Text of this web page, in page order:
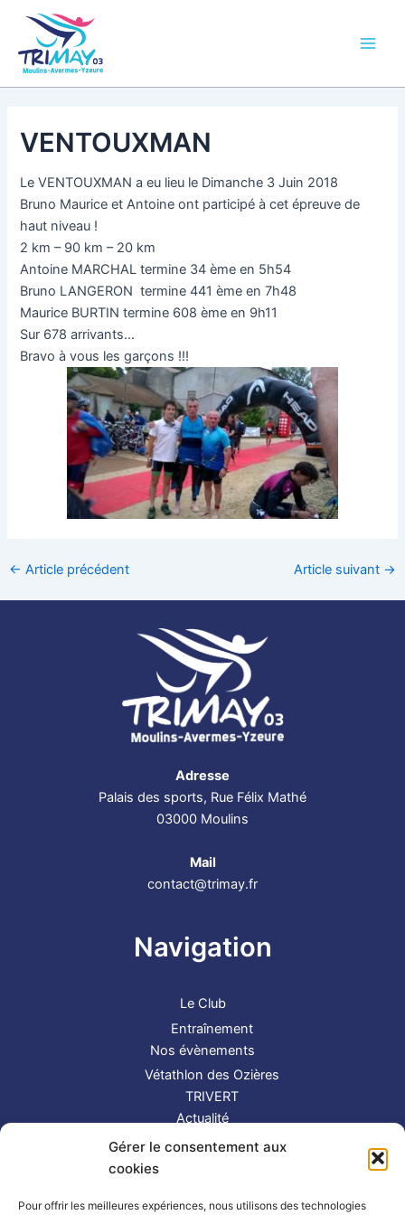
Gérer le consentement aux
cookies
Pour offrir les meilleures expériences, nous utilisons des technologies
contenu
VENTOUXMAN
Le VENTOUXMAN a eu lieu le Dimanche 3 Juin 2018
Bruno Maurice et Antoine ont participé à cet épreuve de
haut niveau !
2 km – 90 km – 20 km
Antoine MARCHAL termine 34 ème en 5h54
Bruno LANGERON termine 441 ème en 7h48
Maurice BURTIN termine 608 ème en 9h11
Sur 678 arrivants…
Bravo à vous les garçons !!!
← Article précédent Article suivant →
Adresse
Palais des sports, Rue Félix Mathé
03000 Moulins
Mail
contact@trimay.fr
Navigation
Le Club
Entraînement
Nos évènements
Vétathlon des Ozières
TRIVERT
Actualité
Contact
Suivez-nous !